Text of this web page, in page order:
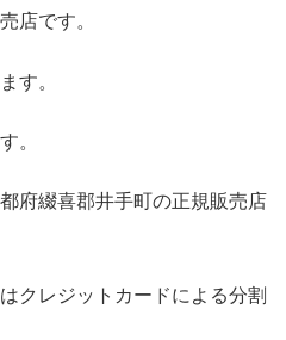
店です。
す。
。
府綴喜郡井手町の正規販売店
クレジットカードによる分割